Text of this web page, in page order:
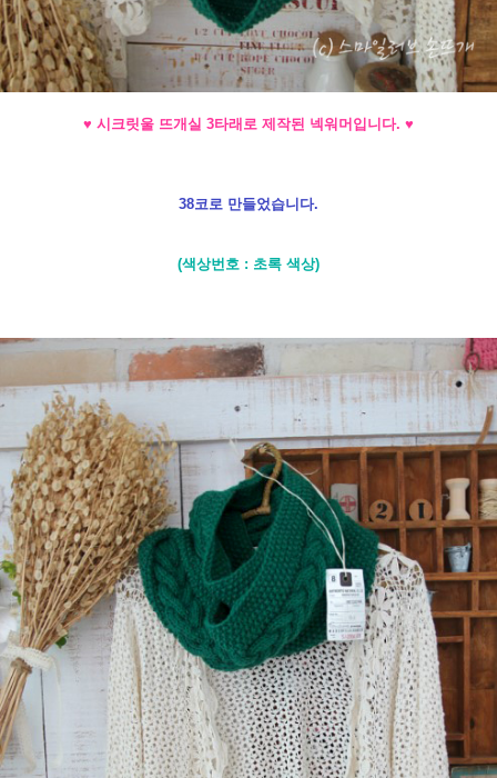
♥ 시크릿울 뜨개실 3타래로 제작된 넥워머입니다. ♥
38코로 만들었습니다.
(색상번호 : 초록 색상)